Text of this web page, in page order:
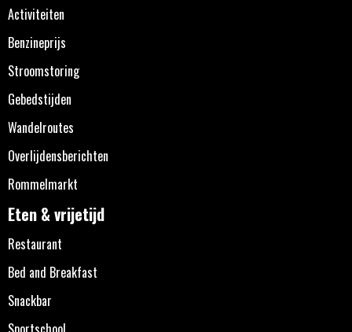
Activiteiten
Benzineprijs
Stroomstoring
Gebedstijden
Wandelroutes
Overlijdensberichten
Rommelmarkt
Eten & vrijetijd
Restaurant
Bed and Breakfast
Snackbar